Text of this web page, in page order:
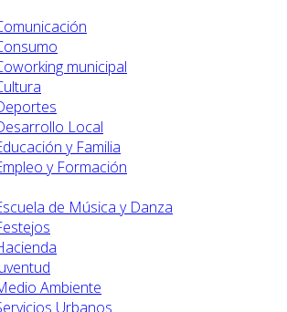
municipal
Local
y Familia
y Formación
de Música y Danza
Ambiente
Urbanos